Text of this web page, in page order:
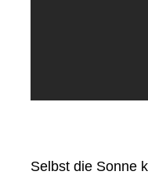
Selbst die Sonne